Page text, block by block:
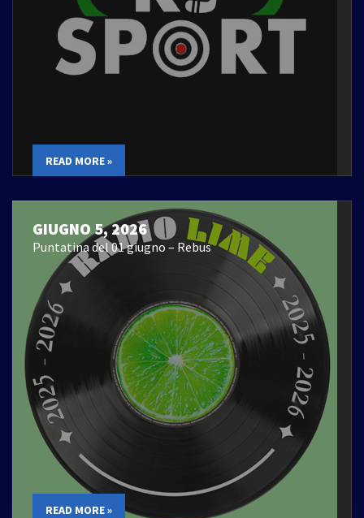
READ MORE »
GIUGNO 5, 2026
Puntatina del 01 giugno – Rebus
READ MORE »